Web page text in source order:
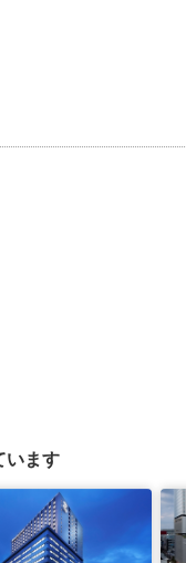
います